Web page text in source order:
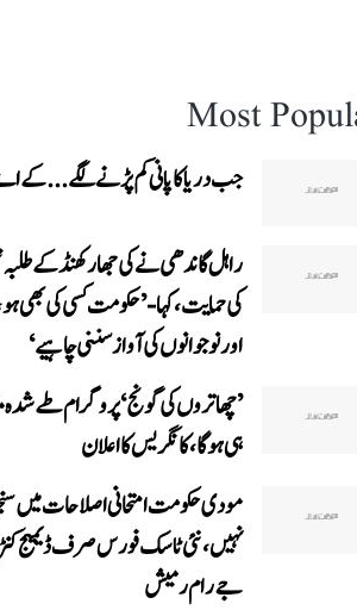
Most
جب دریا کا پانی کم پڑنے لگے...کے
راہل گاندھی نے کی جھارکھنڈ کے
کی حمایت، کہا- ’حکومت کسی کی بھی
اور نوجوانوں کی آواز سننی چاہیے‘
’چھاتروں کی گونج‘ پروگرام طے شدہ
ہی ہوگا، کانگریس کا اعلان
مودی حکومت امتحانی اصلاحات میں
نہیں، نئی ٹاسک فورس صرف ڈیمیج
جے رام رمیش